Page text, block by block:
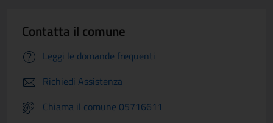
Contatta il comune
Leggi le domande frequenti
Richiedi Assistenza
Chiama il comune 05716611